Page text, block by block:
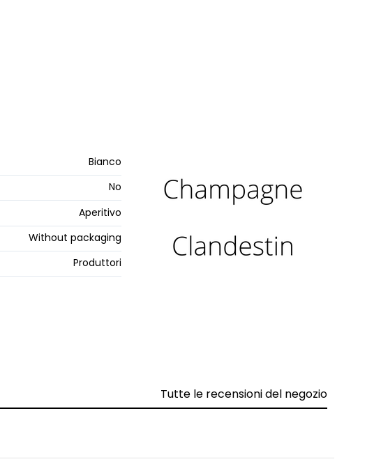
Bianco
No
Aperitivo
Without packaging
Produttori
Tutte le recensioni del negozio